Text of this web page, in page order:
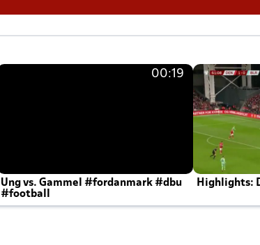
00:19
Ung vs. Gammel #fordanmark #dbu
#football
Highlights: